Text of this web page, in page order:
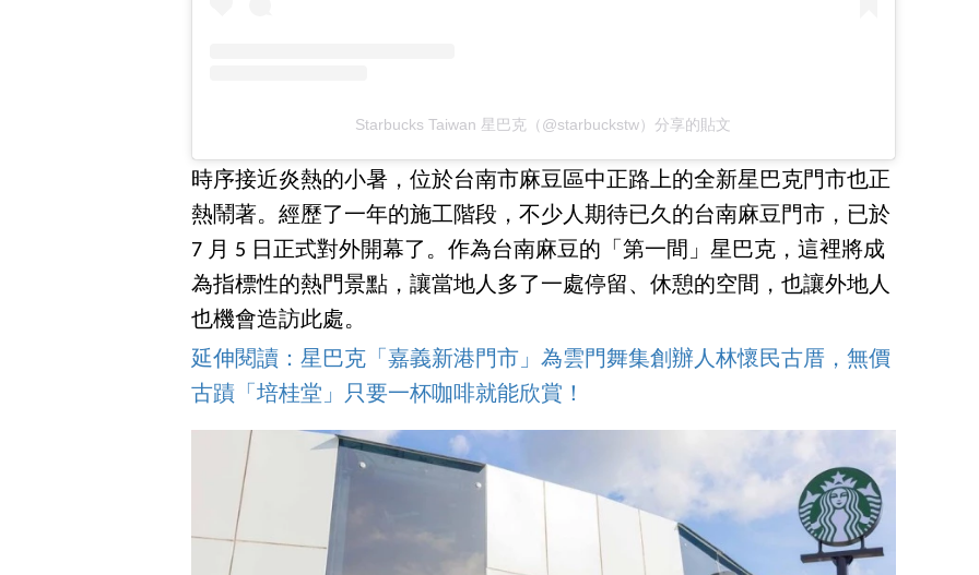
Starbucks Taiwan 星巴克（@starbuckstw）分享的貼文
時序接近炎熱的小暑，位於台南市麻豆區中正路上的全新星巴克門市也正
熱鬧著。經歷了一年的施工階段，不少人期待已久的台南麻豆門市，已於
7 月 5 日正式對外開幕了。作為台南麻豆的「第一間」星巴克，這裡將成
為指標性的熱門景點，讓當地人多了一處停留、休憩的空間，也讓外地人
也機會造訪此處。
延伸閱讀：星巴克「嘉義新港門市」為雲門舞集創辦人林懷民古厝，無價
古蹟「培桂堂」只要一杯咖啡就能欣賞！